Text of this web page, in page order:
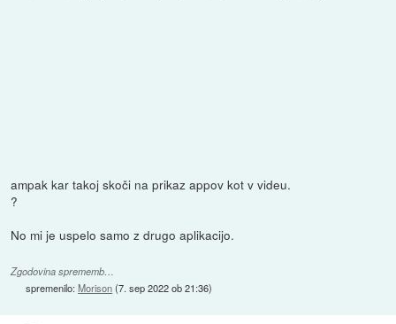
ampak kar takoj skoči na prikaz appov kot v videu.
?
No mi je uspelo samo z drugo aplikacijo.
Zgodovina sprememb…
spremenilo:Morison(7. sep 2022 ob 21:36)